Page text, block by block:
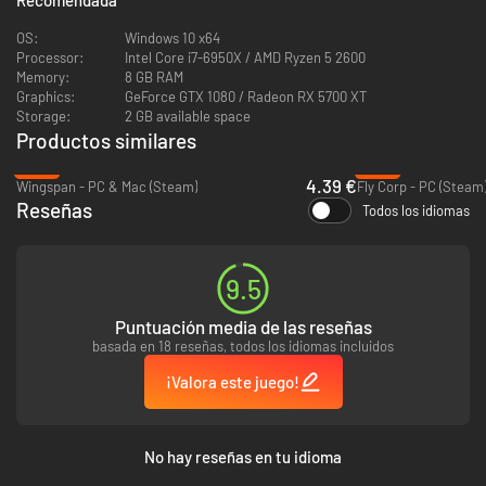
Mapas distintos cada vez
Los paisajes generados de modo procedural hacen que cada partida de
aleatorio, desafiante e impredecible que incluye ríos serpenteantes,
montañas, tierras bajas y mares.
Cada región de Terra Nil progresa por diferentes fases, con el objetivo
OS:
Windows 10 x64
Processor:
Intel Core i7-6950X / AMD Ryzen 5 2600
Memory:
8 GB RAM
Graphics:
GeForce GTX 1080 / Radeon RX 5700 XT
Storage:
2 GB available space
Productos similares
Wingspan - PC & Mac (Steam)
4.39 €Fly Corp - PC (Steam)
Reseñas Todos los idiomas
9.5
Puntuación media de las reseñas
basada en 18 reseñas, todos los idiomas incluidos
¡Valora este juego!
No hay reseñas en tu idioma